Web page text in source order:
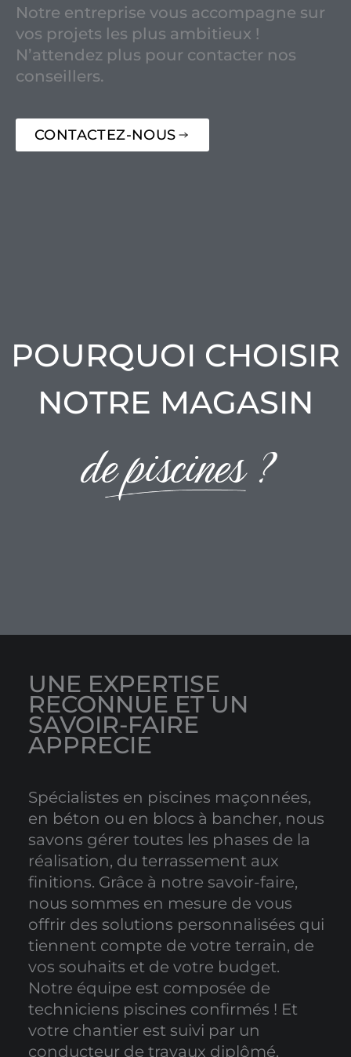
Notre entreprise vous accompagne sur
vos projets les plus ambitieux !
N’attendez plus pour contacter nos
conseillers.
CONTACTEZ-NOUS
POURQUOI CHOISIR
NOTRE MAGASIN
de piscines ?
UNE EXPERTISE
RECONNUE ET UN
SAVOIR-FAIRE
APPRECIE
Spécialistes en piscines maçonnées,
en béton ou en blocs à bancher, nous
savons gérer toutes les phases de la
réalisation, du terrassement aux
finitions. Grâce à notre savoir-faire,
nous sommes en mesure de vous
offrir des solutions personnalisées qui
tiennent compte de votre terrain, de
vos souhaits et de votre budget.
Notre équipe est composée de
techniciens piscines confirmés ! Et
votre chantier est suivi par un
conducteur de travaux diplômé.